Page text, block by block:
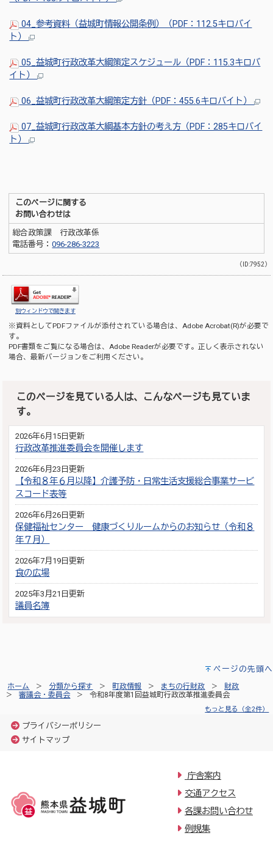
04_参考資料（益城町情報公開条例）（PDF：112.5キロバイ
ト）
05_益城町行政改革大綱策定スケジュール（PDF：115.3キロバ
イト）
06_益城町行政改革大綱策定方針（PDF：455.6キロバイト）
07_益城町行政改革大綱基本方針の考え方（PDF：285キロバイ
ト）
このページに関する
お問い合わせは
総合政策課 行政改革係
電話番号：096-286-3223
（ID:7952）
別ウィンドウで開きます
※資料としてPDFファイルが添付されている場合は、Adobe Acrobat(R)が必要で
す。
PDF書類をご覧になる場合は、Adobe Readerが必要です。正しく表示されない
場合、最新バージョンをご利用ください。
このページを見ている人は、こんなページも見ていま
す。
2026年6月15日更新
行政改革推進委員会を開催します
2026年6月23日更新
【令和８年６月以降】介護予防・日常生活支援総合事業サービ
スコード表等
2026年6月26日更新
保健福祉センター 健康づくりルームからのお知らせ（令和８
年７月）
2026年7月19日更新
食の広場
2025年3月21日更新
議員名簿
ページの先頭へ
ホーム 分類から探す 町政情報 まちの行財政
財政
審議会・委員会
令和8年度第1回益城町行政改革推進委員会
もっと見る（全2件）
プライバシーポリシー
サイトマップ
庁舎案内
交通アクセス
各課お問い合わせ
例規集